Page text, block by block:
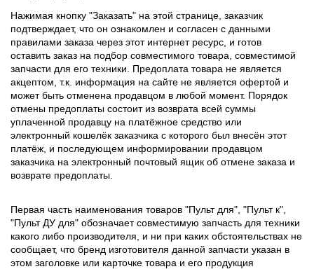
Нажимая кнопку "Заказать" на этой странице, заказчик
подтверждает, что он ознакомлен и согласен с данными
правилами заказа через этот интернет ресурс, и готов
оставить заказ на подбор совместимого товара, совместимой
запчасти для его техники. Предоплата товара не является
акцептом, т.к. информация на сайте не является офертой и
может быть отменена продавцом в любой момент. Порядок
отмены предоплаты состоит из возврата всей суммы
уплаченной продавцу на платёжное средство или
электронный кошелёк заказчика с которого был внесён этот
платёж, и последующем информировании продавцом
заказчика на электронный почтовый ящик об отмене заказа и
возврате предоплаты.
Первая часть наименования товаров "Пульт для", "Пульт к",
"Пульт ДУ для" обозначает совместимую запчасть для техники
какого либо производителя, и ни при каких обстоятельствах не
сообщает, что бренд изготовителя данной запчасти указан в
этом заголовке или карточке товара и его продукция